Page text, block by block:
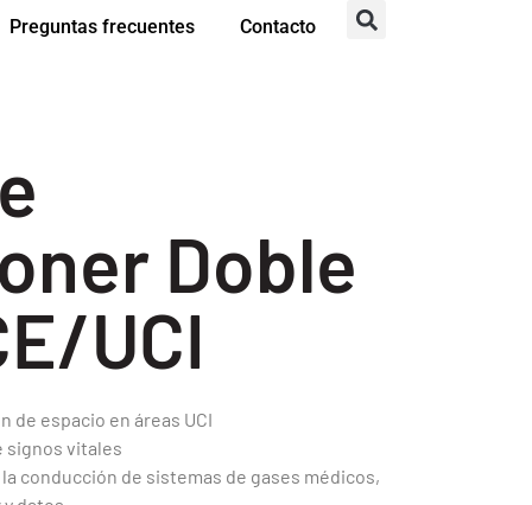
Preguntas frecuentes Contacto
Doble
UCI
de espacio en áreas UCI
signos vitales
conducción de sistemas de gases médicos,